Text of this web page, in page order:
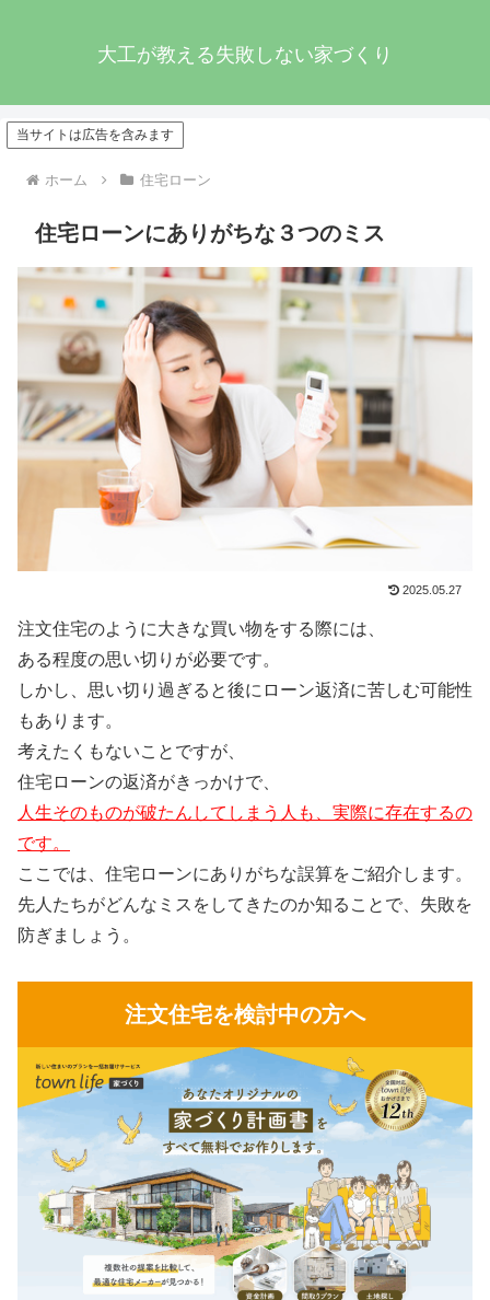
大工が教える失敗しない家づくり
当サイトは広告を含みます
ホーム 住宅ローン
住宅ローンにありがちな３つのミス
2025.05.27
注文住宅のように大きな買い物をする際には、
ある程度の思い切りが必要です。
しかし、思い切り過ぎると後にローン返済に苦しむ可能性
もあります。
考えたくもないことですが、
住宅ローンの返済がきっかけで、
人生そのものが破たんしてしまう人も、実際に存在するの
です。
ここでは、住宅ローンにありがちな誤算をご紹介します。
先人たちがどんなミスをしてきたのか知ることで、失敗を
防ぎましょう。
注文住宅を検討中の方へ